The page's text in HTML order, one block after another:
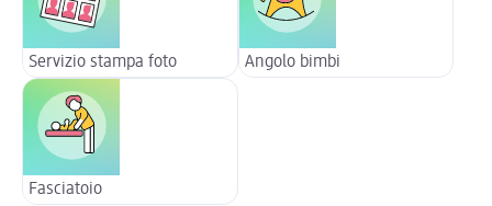
Servizio stampa foto Angolo bimbi
Fasciatoio